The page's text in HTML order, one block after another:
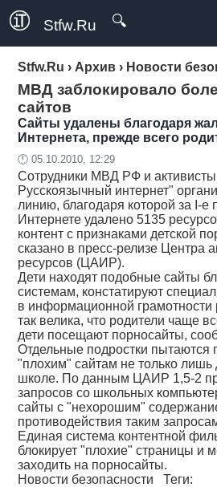
Stfw.Ru 🔍
Stfw.Ru › Архив › Новости
МВД заблокировало
сайтов
Сайты удалены благодаря
Интернета, прежде всего
🕛 05.10.2010, 12:29
Сотрудники МВД РФ и
Русскоязычный интернет"
линию, благодаря которой за I-е
Интернете удалено 5135
контент с признаками детской
сказано в пресс-релизе Центра
ресурсов (ЦАИР).
Дети находят подобные сайты
системам, констатируют
в информационной грамотности
так велика, что родители чаще
дети посещают порносайты,
Отдельные подростки пытаются
"плохим" сайтам не только
школе. По данным ЦАИР 1,5-2
запросов со школьных
сайты с "нехорошим"
противодействия таким
Единая система контентной
блокирует "плохие" страницы и
заходить на порносайты.
Новости безопасности Теги: